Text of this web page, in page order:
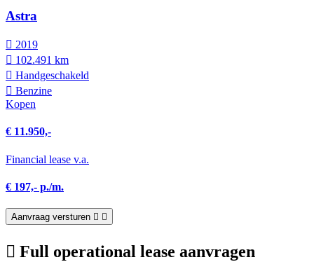
Astra
2019
102.491 km
Hand­geschakeld
Benzine
Kopen
€ 11.950,-
Financial lease v.a.
€ 197,- p./m.
Aanvraag versturen
Full operational lease aanvragen